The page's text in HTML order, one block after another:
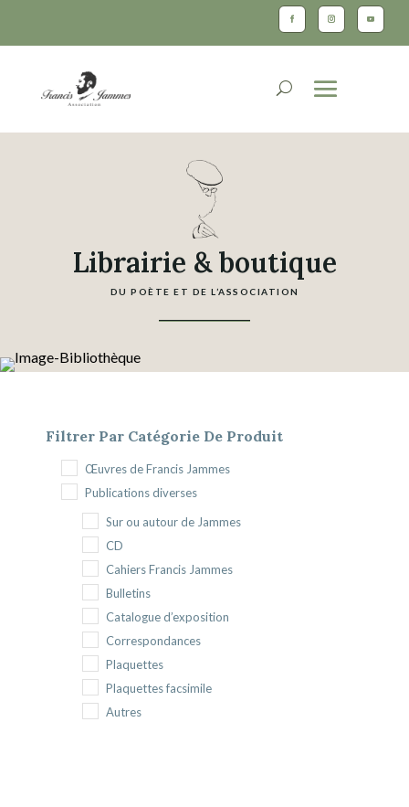
Librairie & boutique
DU POÈTE ET DE L’ASSOCIATION
Filtrer Par Catégorie De Produit
Œuvres de Francis Jammes
Publications diverses
Sur ou autour de Jammes
CD
Cahiers Francis Jammes
Bulletins
Catalogue d’exposition
Correspondances
Plaquettes
Plaquettes facsimile
Autres